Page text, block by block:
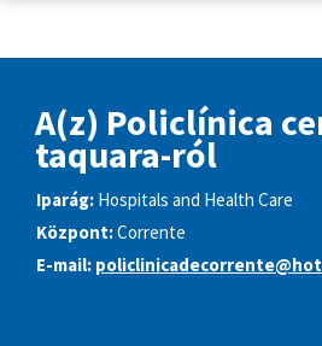
A(z) Policlínica
taquara-ról
Iparág: Hospitals and Health Care
Központ:Corrente
E-mail: